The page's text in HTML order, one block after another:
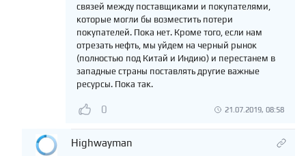
связей между поставщиками и покупателями,
которые могли бы возместить потери
покупателей. Пока нет. Кроме того, если нам
отрезать нефть, мы уйдем на черный рынок
(полностью под Китай и Индию) и перестанем в
западные страны поставлять другие важные
ресурсы. Пока так.
0 21.07.2019, 08:58
Highwayman